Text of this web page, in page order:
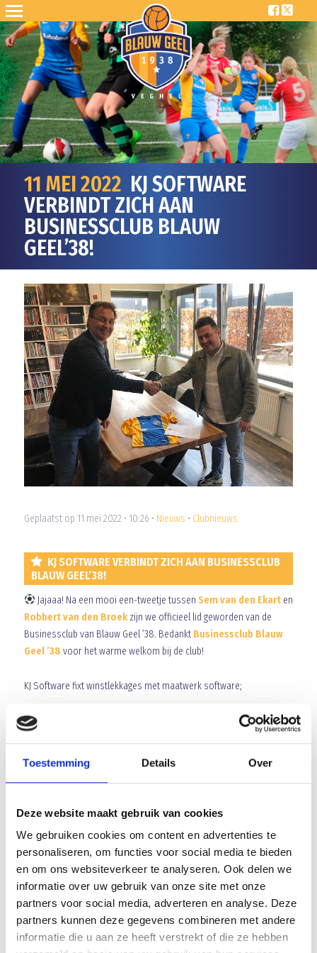
Toestemming Details Over
Deze website maakt gebruik van cookies
We gebruiken cookies om content en advertenties te
personaliseren, om functies voor social media te bieden
en om ons websiteverkeer te analyseren. Ook delen we
informatie over uw gebruik van onze site met onze
partners voor social media, adverteren en analyse. Deze
partners kunnen deze gegevens combineren met andere
informatie die u aan ze heeft verstrekt of die ze hebben
11 MEI 2022 KJ SOFTWARE
VERBINDT ZICH AAN
BUSINESSCLUB BLAUW
GEEL’38!
Geplaatst op 11 mei 2022 • 10:26 • Nieuws • Clubnieuws
KJ SOFTWARE VERBINDT ZICH AAN BUSINESSCLUB
BLAUW GEEL’38!
Jajaaa! Na een mooi een-tweetje tussen Sem van den Ekarten
Robbert van den Broekzijn we officieel lid geworden van de
Businessclub van Blauw Geel ’38. Bedankt Businessclub Blauw
Geel ’38 voor het warme welkom bij de club!
KJ Software fixt winstlekkages met maatwerk software;
Verbindt, snijdt & buigt processen;
Ontwikkelt, koppelt en automatiseert;
Voor meer informatie:https://www.kjsoftware.nl/
Wij heten KJ Software van harte welkom in onze
Businessclub!
Array
Facebook